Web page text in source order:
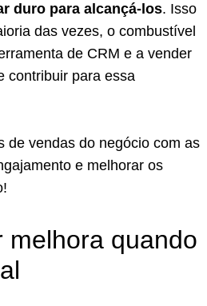
duro para alcançá-los. Isso
das vezes, o combustível
de CRM e a vender
contribuir para essa
de vendas do negócio com as
e melhorar os
melhora quando